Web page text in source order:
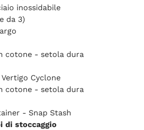
inossidabile
da 3)
cotone - setola dura
Cyclone
cotone - setola dura
- Snap Stash
di stoccaggio